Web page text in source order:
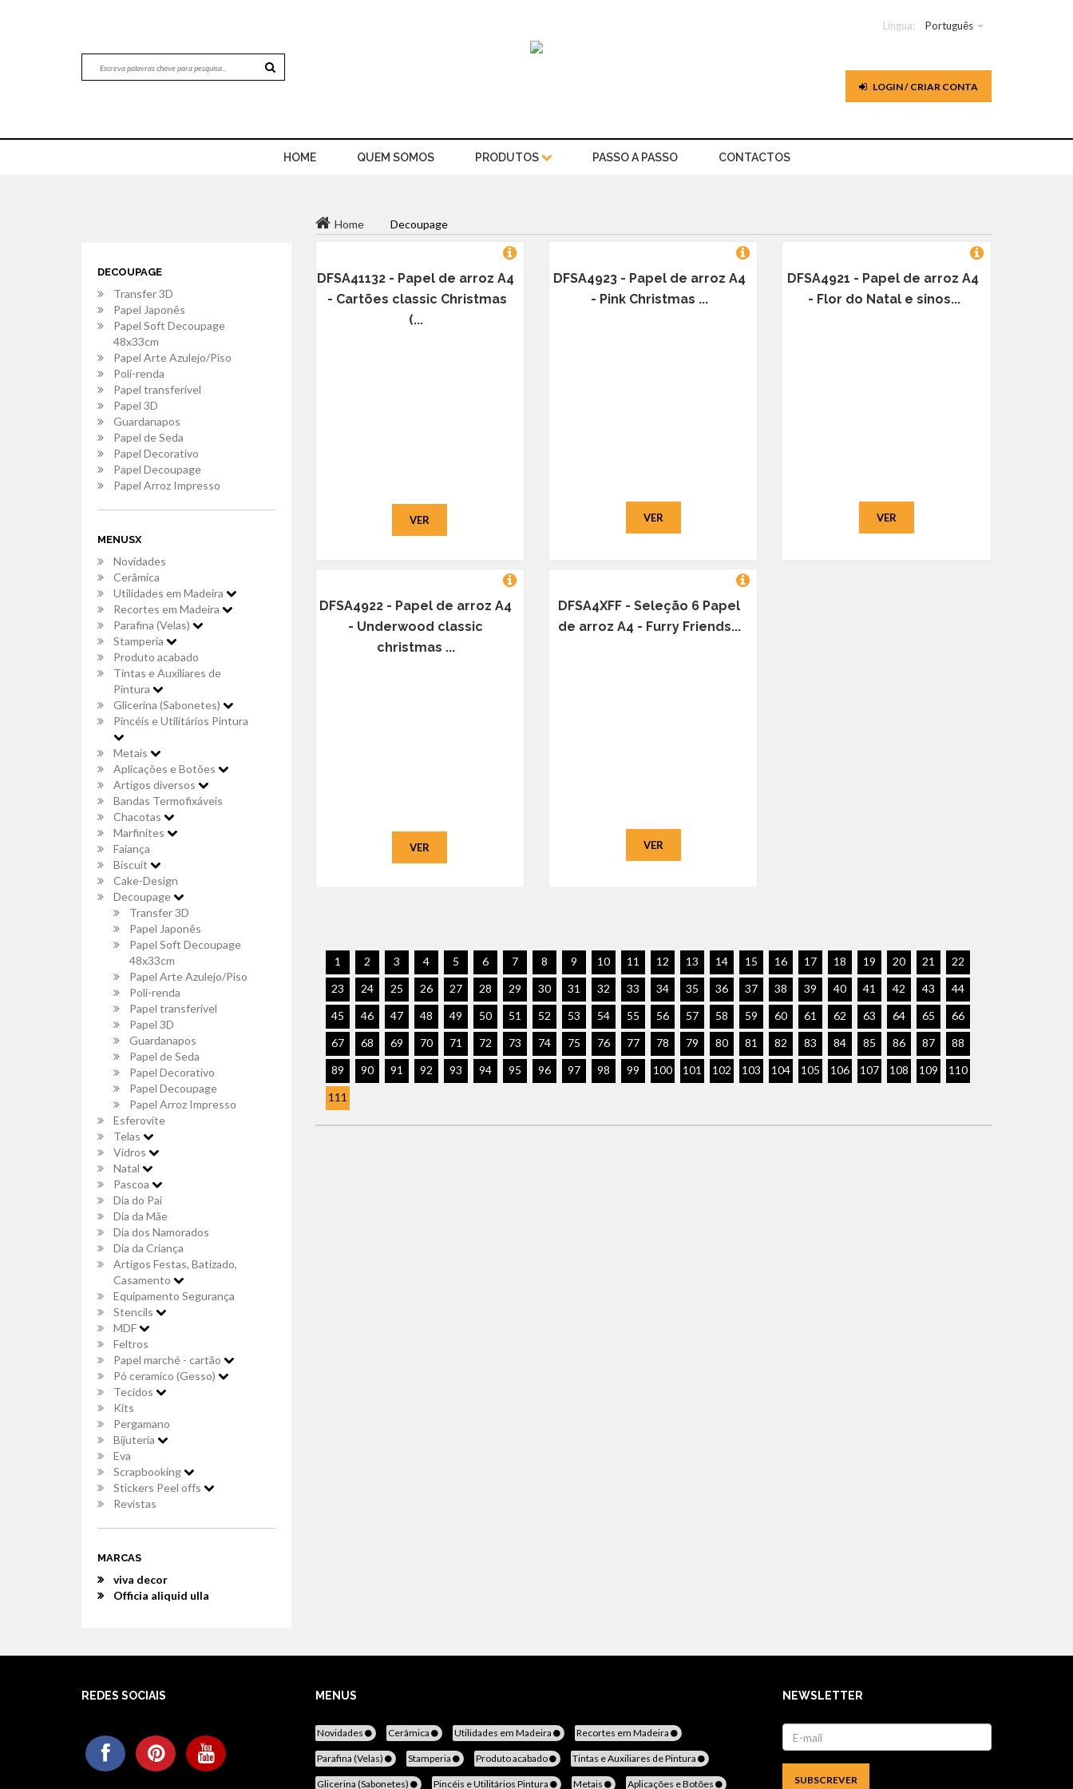
Língua: Português
LOGIN / CRIAR CONTA
HOME QUEM SOMOS PRODUTOS PASSO A PASSO CONTACTOS
DECOUPAGE
Transfer 3D
Papel Japonês
Papel Soft Decoupage
48x33cm
Papel Arte Azulejo/Piso
Poli-renda
Papel transferível
Papel 3D
Guardanapos
Papel de Seda
Papel Decorativo
Papel Decoupage
Papel Arroz Impresso
MENUSX
Novidades
Cerâmica
Utilidades em Madeira
Recortes em Madeira
Parafina (Velas)
Stamperia
Produto acabado
Tintas e Auxiliares de
Pintura
Glicerina (Sabonetes)
Pincéis e Utilitários Pintura
Metais
Aplicações e Botões
Artigos diversos
Bandas Termofixáveis
Chacotas
Marfinites
Faiança
Biscuit
Cake-Design
Decoupage
Transfer 3D
Papel Japonês
Papel Soft Decoupage
48x33cm
Papel Arte Azulejo/Piso
Poli-renda
Papel transferível
Papel 3D
Guardanapos
Papel de Seda
Papel Decorativo
Papel Decoupage
Papel Arroz Impresso
Esferovite
Telas
Vidros
Natal
Pascoa
Dia do Pai
Dia da Mãe
Dia dos Namorados
Dia da Criança
Artigos Festas, Batizado,
Casamento
Equipamento Segurança
Stencils
MDF
Feltros
Papel marché - cartão
Pó ceramico (Gesso)
Tecidos
Kits
Pergamano
Bijuteria
Eva
Scrapbooking
Stickers Peel offs
Revistas
MARCAS
viva decor
Officia aliquid ulla
Home Decoupage
DFSA41132 - Papel de arroz A4
- Cartões classic Christmas
(...
VER
DFSA4923 - Papel de arroz A4
- Pink Christmas ...
VER
DFSA4921 - Papel de arroz A4
- Flor do Natal e sinos...
VER
DFSA4922 - Papel de arroz A4
- Underwood classic
christmas ...
VER
DFSA4XFF - Seleção 6 Papel
de arroz A4 - Furry Friends...
VER
1 2 3 4 5 6 7 8 9 10 11 12 13 14 15 16 17 18 19 20 21
22
23
24 25 26 27 28 29 30 31 32 33 34 35 36 37 38 39 40 41 42 43
44
45
46 47 48 49 50 51 52 53 54 55 56 57 58 59 60 61 62 63 64 65
66
67
68 69 70 71 72 73 74 75 76 77 78 79 80 81 82 83 84 85 86 87
88
89
90 91 92 93 94 95 96 97 98 99 100 101 102 103 104 105 106 107 108 109
110
111
REDES SOCIAIS MENUS
Novidades Cerâmica Utilidades em Madeira Recortes em Madeira
Parafina (Velas) Stamperia Produto acabado Tintas e Auxiliares de Pintura
Glicerina (Sabonetes) Pincéis e Utilitários Pintura Metais Aplicações e Botões
NEWSLETTER